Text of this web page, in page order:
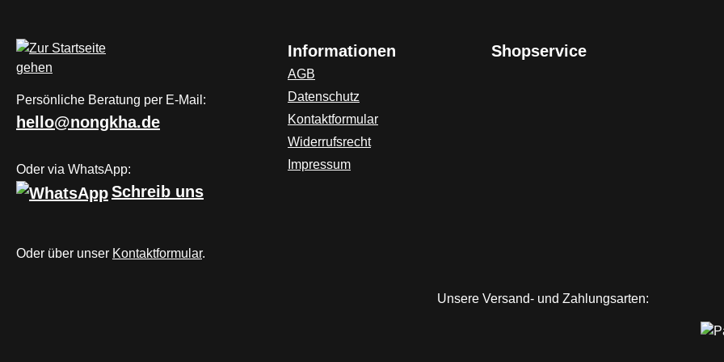
bei uns in der Angel-Garage.de
Persönliche Beratung per E-Mail:
hello@nongkha.de
Oder via WhatsApp:
Schreib uns
Oder über unser Kontaktformular.
Informationen
AGB
Datenschutz
Kontaktformular
Widerrufsrecht
Impressum
Shopservice
Unsere Versand- und Zahlungsarten: